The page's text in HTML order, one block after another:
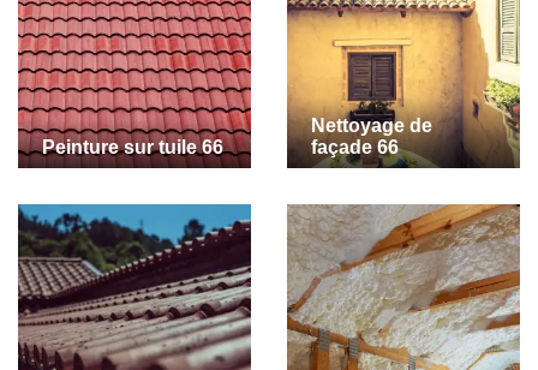
Peinture sur tuile 66
Nettoyage de
façade 66